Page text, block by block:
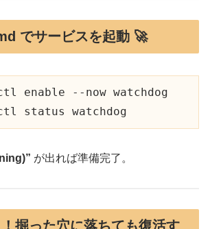
でサービスを起動 🚀
enable --now watchdog
が出れば準備完了。
！掘った穴に落ちても復活す